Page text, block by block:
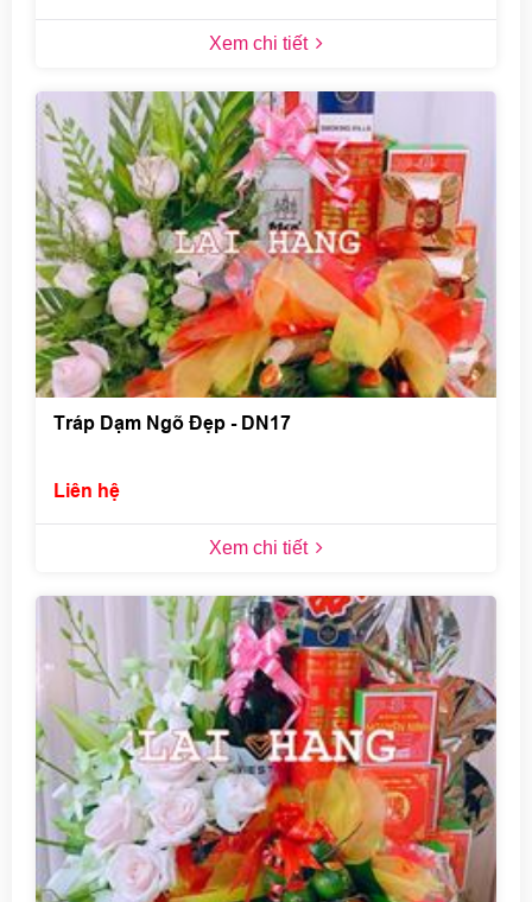
Xem chi tiết
Tráp Dạm Ngõ Đẹp - DN17
Liên hệ
Xem chi tiết